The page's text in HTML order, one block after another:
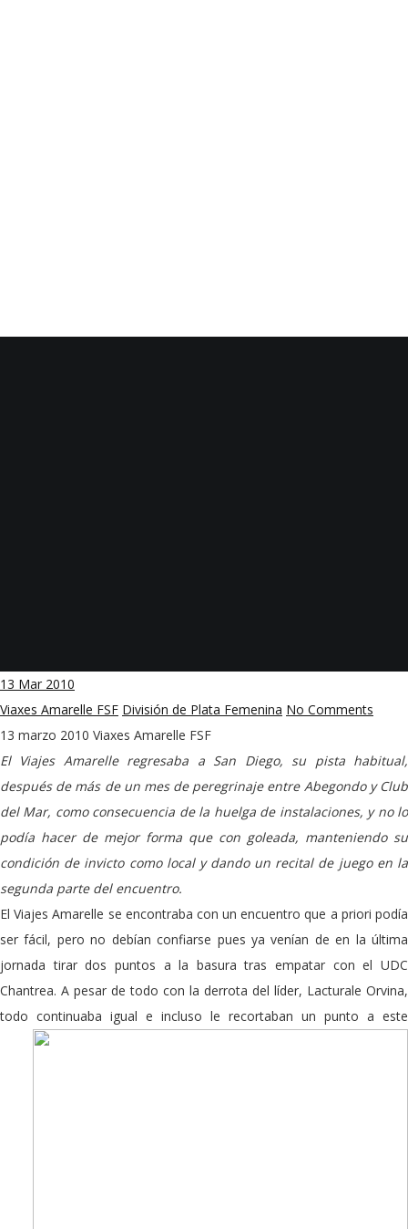
13 Mar 2010
Viaxes Amarelle FSF División de Plata Femenina No Comments
13 marzo 2010 Viaxes Amarelle FSF
El Viajes Amarelle regresaba a San Diego, su pista habitual,
después de más de un mes de peregrinaje entre Abegondo y Club
del Mar, como consecuencia de la huelga de instalaciones, y no lo
podía hacer de mejor forma que con goleada, manteniendo su
condición de invicto como local y dando un recital de juego en la
segunda parte del encuentro.
El Viajes Amarelle se encontraba con un encuentro que a priori podía
ser fácil, pero no debían confiarse pues ya venían de en la última
jornada tirar dos puntos a la basura tras empatar con el UDC
Chantrea. A pesar de todo con la derrota del líder, Lacturale Orvina,
todo continuaba igual e incluso le recortaban un punto a este